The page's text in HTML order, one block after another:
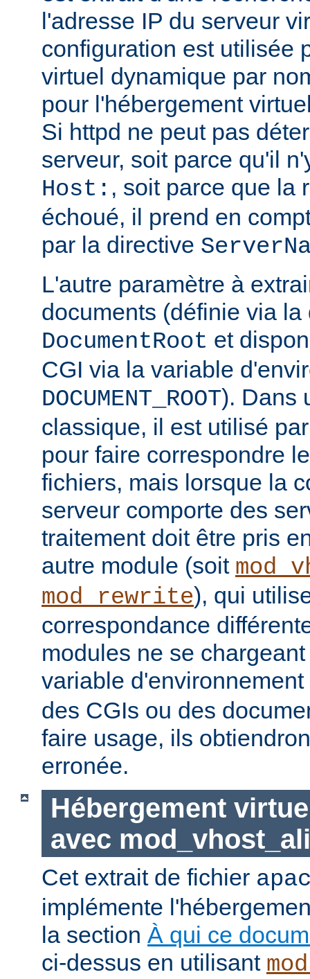
l'adresse IP du serveur
configuration est utilisée
virtuel dynamique par
pour l'hébergement
Si httpd ne peut pas
serveur, soit parce qu'il
Host: , soit parce que la
échoué, il prend en
par la directive
L'autre paramètre à
documents (définie via la
DocumentRoot et
CGI via la variable
DOCUMENT_ROOT). Dans
classique, il est utilisé
pour faire correspondre
fichiers, mais lorsque la
serveur comporte des
traitement doit être pris
autre module (soit
mod_rewrite), qui
correspondance
modules ne se
variable d'environnement
des CGIs ou des
faire usage, ils
erronée.
Hébergement
avec
Cet extrait de fichier
implémente
la section À qui ce
ci-dessus en utilisant